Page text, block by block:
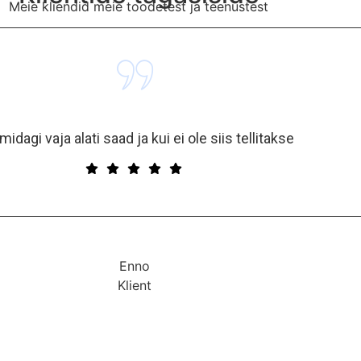
Meie kliendid meie toodetest ja teenustest
Enno
Klient
vaja alati saad ja kui ei ole siis tellitakse